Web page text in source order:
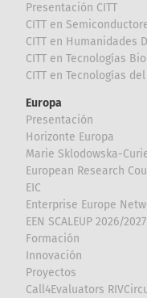
Presentación CITT
CITT en
CITT en Humanidades
CITT en Tecnologías
CITT en Tecnologías
Europa
Presentación
Horizonte Europa
Marie Sklodowska-
European Research
EIC
Enterprise Europe
EEN SCALEUP 2026/2027
Formación
Innovación
Proyectos
Call4Evaluators